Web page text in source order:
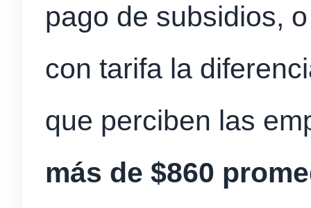
pago de subsidios,
con tarifa la
que perciben las
más de $860